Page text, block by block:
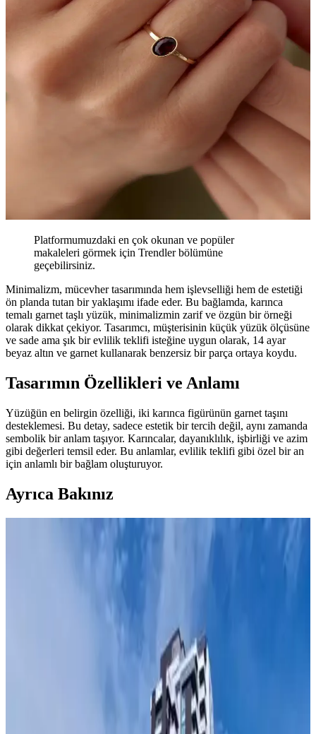
Platformumuzdaki en çok okunan ve popüler
makaleleri görmek için Trendler bölümüne
geçebilirsiniz.
Minimalizm, mücevher tasarımında hem işlevselliği hem de estetiği
ön planda tutan bir yaklaşımı ifade eder. Bu bağlamda, karınca
temalı garnet taşlı yüzük, minimalizmin zarif ve özgün bir örneği
olarak dikkat çekiyor. Tasarımcı, müşterisinin küçük yüzük ölçüsüne
ve sade ama şık bir evlilik teklifi isteğine uygun olarak, 14 ayar
beyaz altın ve garnet kullanarak benzersiz bir parça ortaya koydu.
Tasarımın Özellikleri ve Anlamı
Yüzüğün en belirgin özelliği, iki karınca figürünün garnet taşını
desteklemesi. Bu detay, sadece estetik bir tercih değil, aynı zamanda
sembolik bir anlam taşıyor. Karıncalar, dayanıklılık, işbirliği ve azim
gibi değerleri temsil eder. Bu anlamlar, evlilik teklifi gibi özel bir an
için anlamlı bir bağlam oluşturuyor.
Ayrıca Bakınız
Linocut Sanatında Kişisel Stil ve Teknik Gelişim:
Mark III Çalışmasının İncelenmesi
Tek Parça Çanta Tasarımı ve Chicago Vida
Kullanımının Dericilikte Yenilikçi Rolü
Tek parça deri kullanımı ve Chicago vidaları, deri çanta tasarımında
dikişsiz, dayanıklı ve estetik çözümler sunar. Bu yöntem, minimalist
yapısı ve fonksiyonelliğiyle deri işçiliğinde yenilikçi bir yaklaşım